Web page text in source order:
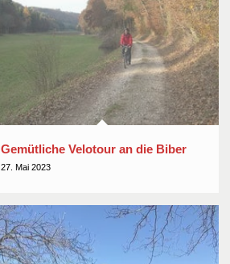
Gemütliche Velotour an die Biber
27. Mai 2023